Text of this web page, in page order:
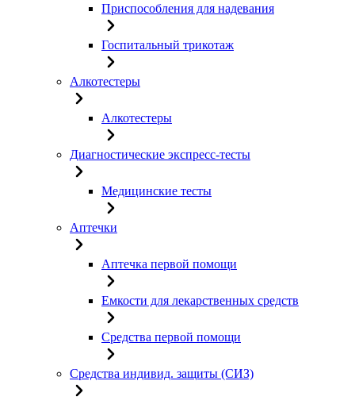
Приспособления для надевания
Госпитальный трикотаж
Алкотестеры
Алкотестеры
Диагностические экспресс-тесты
Медицинские тесты
Аптечки
Аптечка первой помощи
Емкости для лекарственных средств
Средства первой помощи
Средства индивид. защиты (СИЗ)